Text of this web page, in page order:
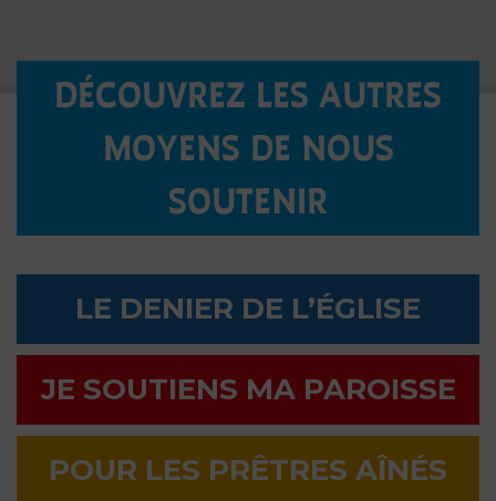
DÉCOUVREZ LES AUTRES
MOYENS DE NOUS
SOUTENIR
LE DENIER DE L’ÉGLISE
JE SOUTIENS MA PAROISSE
POUR LES PRÊTRES AÎNÉS